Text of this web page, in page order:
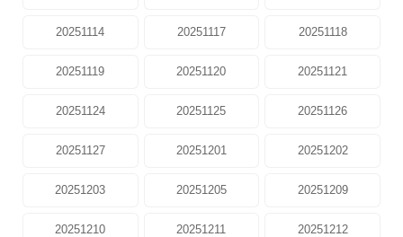
20251114 20251117 20251118
20251119 20251120 20251121
20251124 20251125 20251126
20251127 20251201 20251202
20251203 20251205 20251209
20251210 20251211 20251212